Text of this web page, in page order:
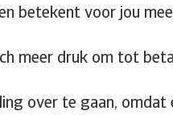
betekent voor jou
meer druk om tot
over te gaan, omdat